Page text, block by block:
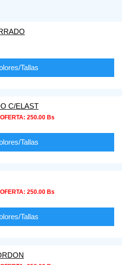
Tallas
250.00 Bs
Tallas
250.00 Bs
Tallas